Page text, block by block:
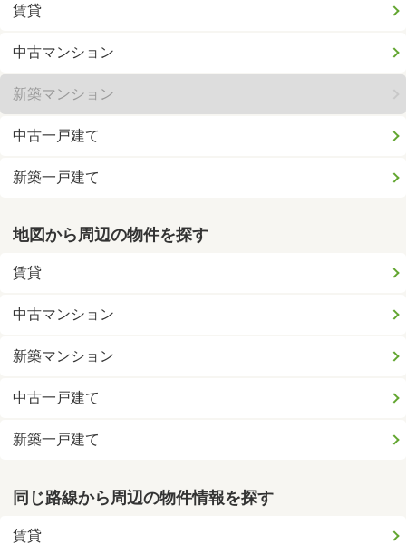
賃貸
中古マンション
新築マンション
中古一戸建て
新築一戸建て
地図から周辺の物件を探す
賃貸
中古マンション
新築マンション
中古一戸建て
新築一戸建て
同じ路線から周辺の物件情報を探す
賃貸